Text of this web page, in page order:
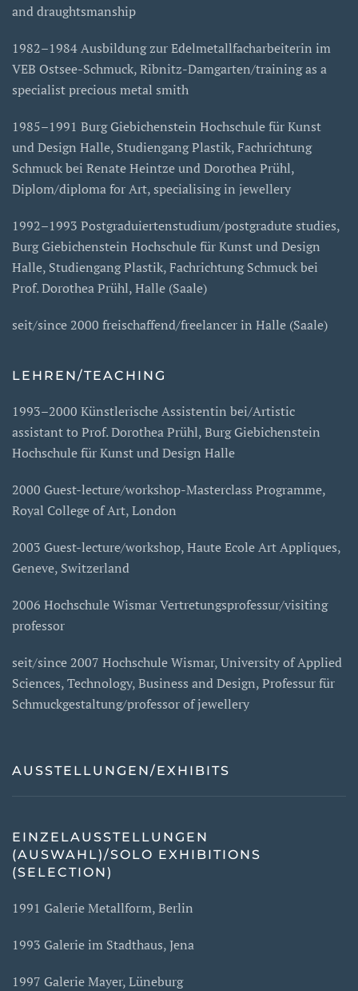
and draughtsmanship
1982–1984 Ausbildung zur Edelmetallfacharbeiterin im
VEB Ostsee-Schmuck, Ribnitz-Damgarten/training as a
specialist precious metal smith
1985–1991 Burg Giebichenstein Hochschule für Kunst
und Design Halle, Studiengang Plastik, Fachrichtung
Schmuck bei Renate Heintze und Dorothea Prühl,
Diplom/diploma for Art, specialising in jewellery
1992–1993 Postgraduiertenstudium/postgradute studies,
Burg Giebichenstein Hochschule für Kunst und Design
Halle, Studiengang Plastik, Fachrichtung Schmuck bei
Prof. Dorothea Prühl, Halle (Saale)
seit/since 2000 freischaffend/freelancer in Halle (Saale)
LEHREN/TEACHING
1993–2000 Künstlerische Assistentin bei/Artistic
assistant to Prof. Dorothea Prühl, Burg Giebichenstein
Hochschule für Kunst und Design Halle
2000 Guest-lecture/workshop-Masterclass Programme,
Royal College of Art, London
2003 Guest-lecture/workshop, Haute Ecole Art Appliques,
Geneve, Switzerland
2006 Hochschule Wismar Vertretungsprofessur/visiting
professor
seit/since 2007 Hochschule Wismar, University of Applied
Sciences, Technology, Business and Design, Professur für
Schmuckgestaltung/professor of jewellery
AUSSTELLUNGEN/EXHIBITS
EINZELAUSSTELLUNGEN
(AUSWAHL)/SOLO EXHIBITIONS
(SELECTION)
1991 Galerie Metallform, Berlin
1993 Galerie im Stadthaus, Jena
1997 Galerie Mayer, Lüneburg